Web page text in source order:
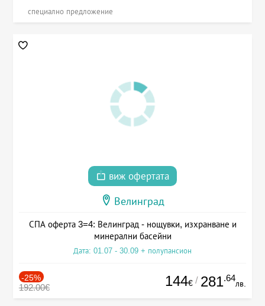
специално предложение
виж офертата
Велинград
СПА оферта 3=4: Велинград - нощувки, изхранване и
минерални басейни
Дата: 01.07 - 30.09 + полупансион
-25%
192.00€ 144€ / 281.64
лв.